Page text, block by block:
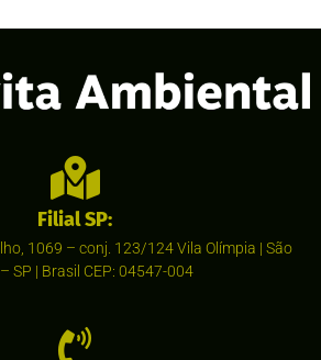
Filial SP:
1069 – conj. 123/124 Vila Olímpia | São
SP | Brasil CEP: 04547-004